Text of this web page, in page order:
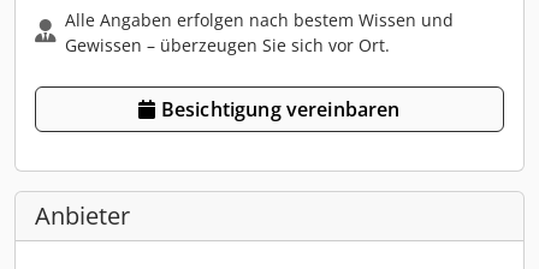
Alle Angaben erfolgen nach bestem Wissen und
Gewissen – überzeugen Sie sich vor Ort.
Besichtigung vereinbaren
Anbieter